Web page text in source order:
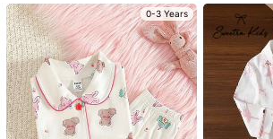
0-3 Years